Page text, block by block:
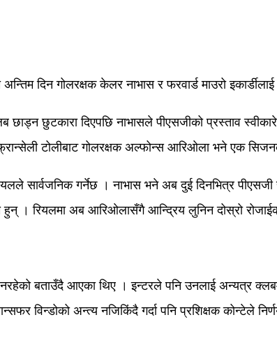
दिन गोलरक्षक केलर नाभास र फरवार्ड माउरो
छाड्न छुटकारा दिएपछि नाभासले पीएसजीको प्रस्ताव
टोलीबाट गोलरक्षक अल्फोन्स आरिओला भने एक
सार्वजनिक गर्नेछ । नाभास भने अब दुई दिनभित्र
। रियलमा अब आरिओलासँगै आन्द्रिय लुनिन दोस्रो
नरहेको बताउँदै आएका थिए । इन्टरले पनि उनलाई अन्यत्र
विन्डोको अन्त्य नजिकिंदै गर्दा पनि प्रशिक्षक कोन्टेले